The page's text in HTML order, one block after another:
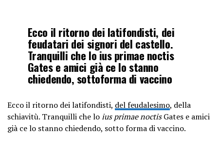
Ecco il ritorno dei latifondisti, dei
feudatari dei signori del castello.
Tranquilli che lo ius primae noctis
Gates e amici già ce lo stanno
chiedendo, sottoforma di vaccino
Ecco il ritorno dei latifondisti, del feudalesimo, della
schiavitù. Tranquilli che loius primae noctisGates e amici
già ce lo stanno chiedendo, sotto forma di vaccino.